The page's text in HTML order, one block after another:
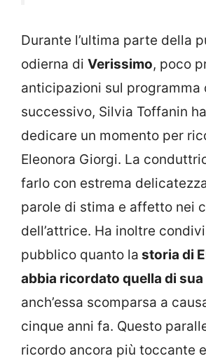
Durante l’ultima parte della
odierna di Verissimo, poco
anticipazioni sul programma
successivo, Silvia Toffanin
dedicare un momento per
Eleonora Giorgi. La
farlo con estrema
parole di stima e affetto nei
dell’attrice. Ha inoltre
pubblico quanto la storia di
abbia ricordato quella di sua
anch’essa scomparsa a
cinque anni fa. Questo
ricordo ancora più toccante